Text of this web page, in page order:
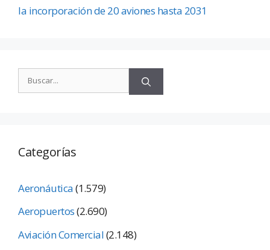
la incorporación de 20 aviones hasta 2031
Categorías
Aeronáutica(1.579)
Aeropuertos(2.690)
Aviación Comercial(2.148)